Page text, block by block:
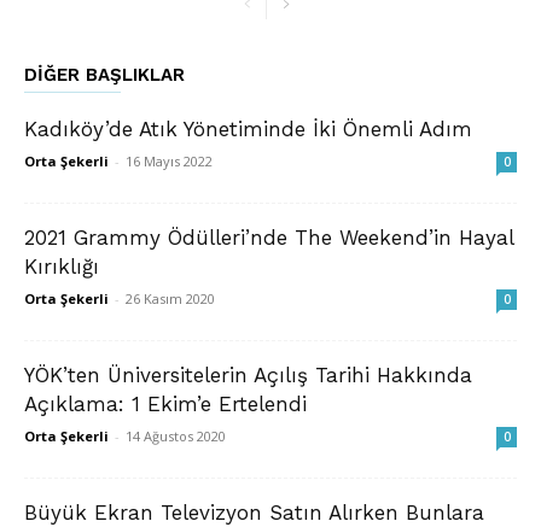
DIĞER BAŞLIKLAR
Kadıköy’de Atık Yönetiminde İki Önemli Adım
Orta Şekerli - 16 Mayıs 2022 0
2021 Grammy Ödülleri’nde The Weekend’in Hayal
Kırıklığı
Orta Şekerli - 26 Kasım 2020 0
YÖK’ten Üniversitelerin Açılış Tarihi Hakkında
Açıklama: 1 Ekim’e Ertelendi
Orta Şekerli - 14 Ağustos 2020 0
Büyük Ekran Televizyon Satın Alırken Bunlara